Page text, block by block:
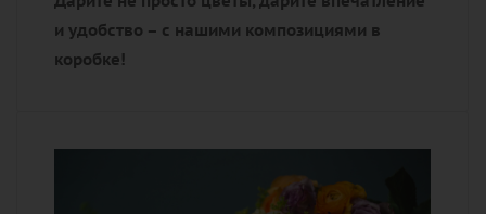
и удобство – с нашими композициями в
коробке!